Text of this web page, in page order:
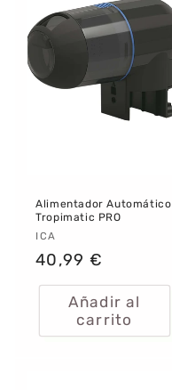
Alimentador Automático
Tropimatic PRO
Proveedor:
ICA
Precio
habitual
40,99 €
Añadir al
carrito